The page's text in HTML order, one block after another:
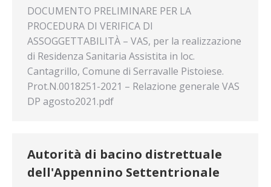
DOCUMENTO PRELIMINARE PER LA
PROCEDURA DI VERIFICA DI
ASSOGGETTABILITÀ – VAS, per la realizzazione
di Residenza Sanitaria Assistita in loc.
Cantagrillo, Comune di Serravalle Pistoiese.
Prot.N.0018251-2021 – Relazione generale VAS
DP agosto2021.pdf
Autorità di bacino distrettuale
dell'Appennino Settentrionale